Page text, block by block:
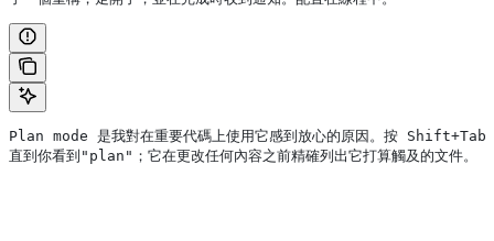
Plan mode 是我對在重要代碼上使用它感到放心的原因。按 Shift+Tab
直到你看到"plan"；它在更改任何內容之前精確列出它打算觸及的文件。